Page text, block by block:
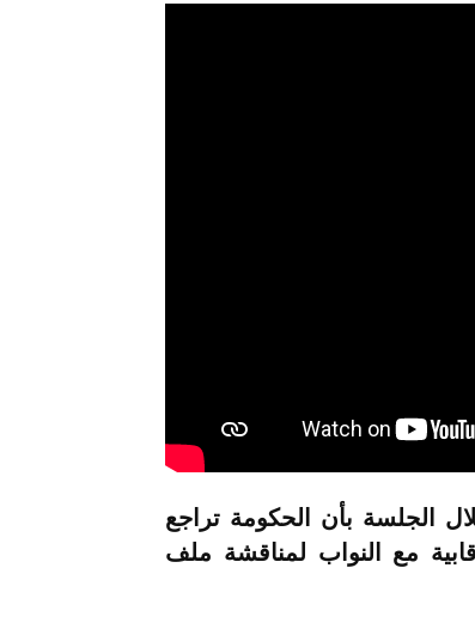
الجلسة بأن الحكومة تراجع
مع النواب لمناقشة ملف